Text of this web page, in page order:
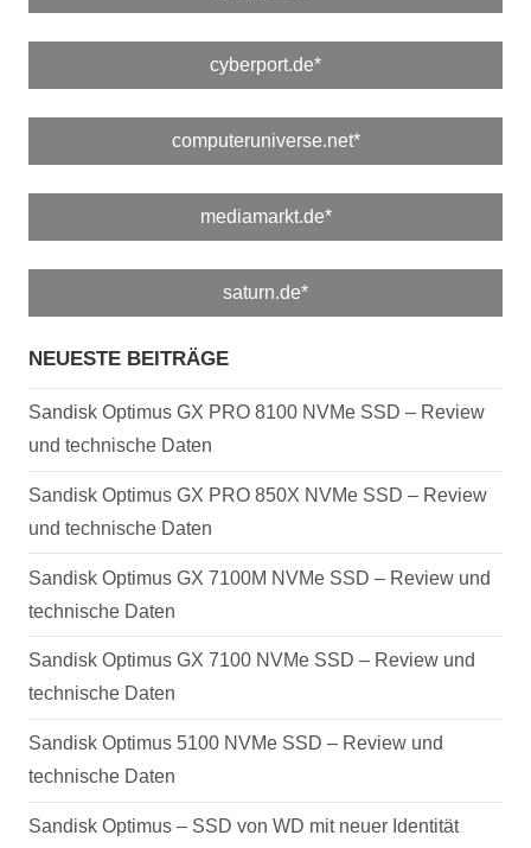
cyberport.de*
computeruniverse.net*
mediamarkt.de*
saturn.de*
NEUESTE BEITRÄGE
Sandisk Optimus GX PRO 8100 NVMe SSD – Review
und technische Daten
Sandisk Optimus GX PRO 850X NVMe SSD – Review
und technische Daten
Sandisk Optimus GX 7100M NVMe SSD – Review und
technische Daten
Sandisk Optimus GX 7100 NVMe SSD – Review und
technische Daten
Sandisk Optimus 5100 NVMe SSD – Review und
technische Daten
Sandisk Optimus – SSD von WD mit neuer Identität